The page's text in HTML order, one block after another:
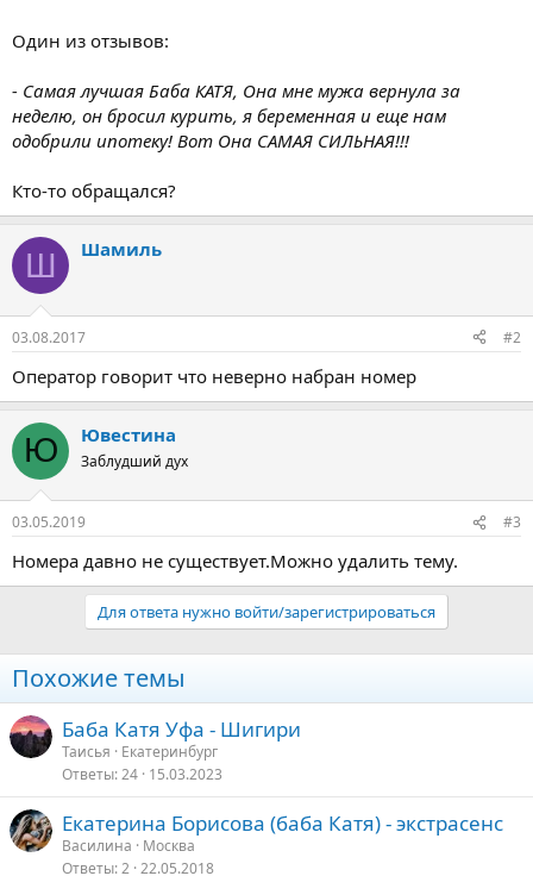
Один из отзывов:
- Самая лучшая Баба КАТЯ, Она мне мужа вернула за
неделю, он бросил курить, я беременная и еще нам
одобрили ипотеку! Вот Она САМАЯ СИЛЬНАЯ!!!
Кто-то обращался?
Ш Шамиль
03.08.2017 #2
Оператор говорит что неверно набран номер
Ю Ювестина
Заблудший дух
03.05.2019 #3
Номера давно не существует.Можно удалить тему.
Для ответа нужно войти/зарегистрироваться
Похожие темы
Баба Катя Уфа - Шигири
Таисья
Екатеринбург
Ответы 24 15.03.2023
Екатерина Борисова (баба Катя) - экстрасенс
Василина
Москва
Ответы 2 22.05.2018